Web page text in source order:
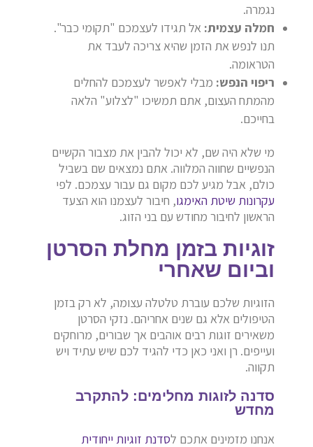
נגמרה.
חמלה עצמית: אל תגידו לעצמכם "תקומי כבר".
תנו לנפש את הזמן שהיא צריכה לעבד את
הטראומה.
ריפוי הנפש: מבלי לאפשר לעצמכם להחלים
מהמתח העצום, אתם תמשיכו "לצלוע" הלאה
בחייכם.
מי שלא היה שם, לא יכול להבין את מצבור הקשיים
הנפשיים שחווה המלווה. אתם נמצאים שם בשביל
כולם, אבל מגיע לכם מקום גם עבור עצמכם. לפי
עקרונות שיטת האימגו, חיבור לעצמנו הוא הצעד
הראשון לחיבור מחודש עם בני הזוג.
זוגיות בזמן מחלת הסרטן
וביום שאחרי
הזוגיות שלכם עוברת טלטלה עצומה, לא רק בזמן
הטיפולים אלא גם שנים אחריהם. נזקי הסרטן
משאירים זוגות רבים אוהבים אך שבורים, מרוחקים
ועייפים. רן ואני כאן כדי להגיד לכם שיש עתיד ויש
תקווה.
סדנה לזוגות מחלימים: להתקרב
מחדש
אנחנו מזמינים אתכם לסדנת זוגיות ייחודית